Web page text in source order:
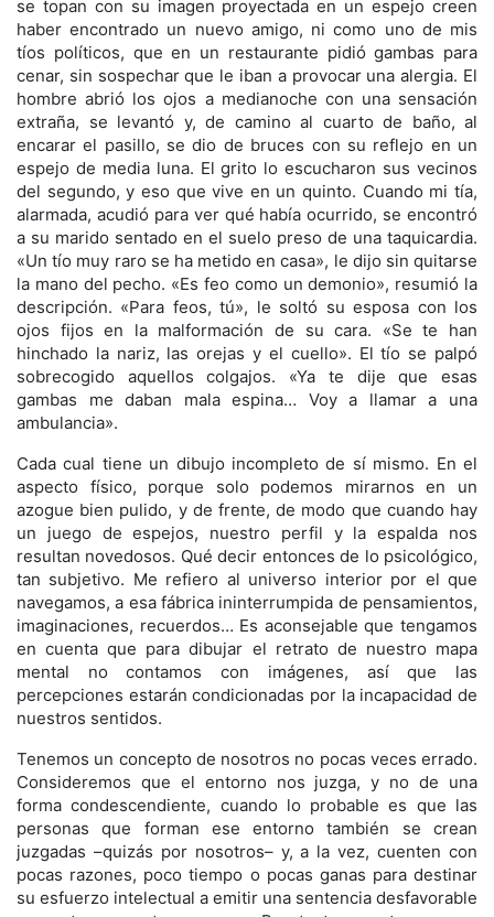
se topan con su imagen proyectada en un espejo creen
haber encontrado un nuevo amigo, ni como uno de mis
tíos políticos, que en un restaurante pidió gambas para
cenar, sin sospechar que le iban a provocar una alergia. El
hombre abrió los ojos a medianoche con una sensación
extraña, se levantó y, de camino al cuarto de baño, al
encarar el pasillo, se dio de bruces con su reflejo en un
espejo de media luna. El grito lo escucharon sus vecinos
del segundo, y eso que vive en un quinto. Cuando mi tía,
alarmada, acudió para ver qué había ocurrido, se encontró
a su marido sentado en el suelo preso de una taquicardia.
«Un tío muy raro se ha metido en casa», le dijo sin quitarse
la mano del pecho. «Es feo como un demonio», resumió la
descripción. «Para feos, tú», le soltó su esposa con los
ojos fijos en la malformación de su cara. «Se te han
hinchado la nariz, las orejas y el cuello». El tío se palpó
sobrecogido aquellos colgajos. «Ya te dije que esas
gambas me daban mala espina… Voy a llamar a una
ambulancia».
Cada cual tiene un dibujo incompleto de sí mismo. En el
aspecto físico, porque solo podemos mirarnos en un
azogue bien pulido, y de frente, de modo que cuando hay
un juego de espejos, nuestro perfil y la espalda nos
resultan novedosos. Qué decir entonces de lo psicológico,
tan subjetivo. Me refiero al universo interior por el que
navegamos, a esa fábrica ininterrumpida de pensamientos,
imaginaciones, recuerdos… Es aconsejable que tengamos
en cuenta que para dibujar el retrato de nuestro mapa
mental no contamos con imágenes, así que las
percepciones estarán condicionadas por la incapacidad de
nuestros sentidos.
Tenemos un concepto de nosotros no pocas veces errado.
Consideremos que el entorno nos juzga, y no de una
forma condescendiente, cuando lo probable es que las
personas que forman ese entorno también se crean
juzgadas –quizás por nosotros– y, a la vez, cuenten con
pocas razones, poco tiempo o pocas ganas para destinar
su esfuerzo intelectual a emitir una sentencia desfavorable